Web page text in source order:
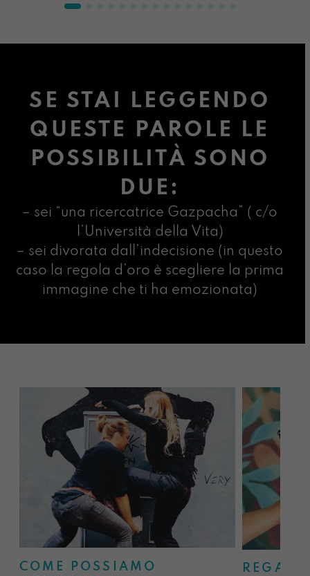
SE STAI LEGGENDO
QUESTE PAROLE LE
POSSIBILITÀ SONO
DUE:
– sei “una ricercatrice Gazpacha” ( c/o
l’Università della Vita)
– sei divorata dall’indecisione (in questo
caso la regola d’oro è scegliere la prima
immagine che ti ha emozionata)
COME POSSIAMO